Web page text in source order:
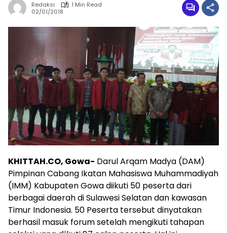
Redaksi
1 Min Read
02/01/2018
KHITTAH.CO, Gowa- Darul Arqam Madya (DAM)
Pimpinan Cabang Ikatan Mahasiswa Muhammadiyah
(IMM) Kabupaten Gowa diikuti 50 peserta dari
berbagai daerah di Sulawesi Selatan dan kawasan
Timur Indonesia. 50 Peserta tersebut dinyatakan
berhasil masuk forum setelah mengikuti tahapan